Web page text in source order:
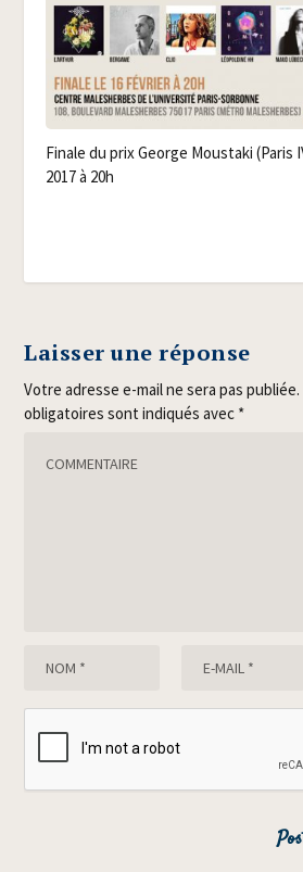
Finale du prix George Mous­ta­ki (Paris
2017 à 20h
Laisser une réponse
Votre adresse e-mail ne sera pas publiée.
obligatoires sont indiqués avec *